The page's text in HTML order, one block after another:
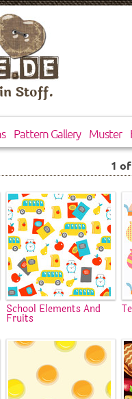
Stoff.
Pattern Gallery Muster
1
School Elements And
Fruits